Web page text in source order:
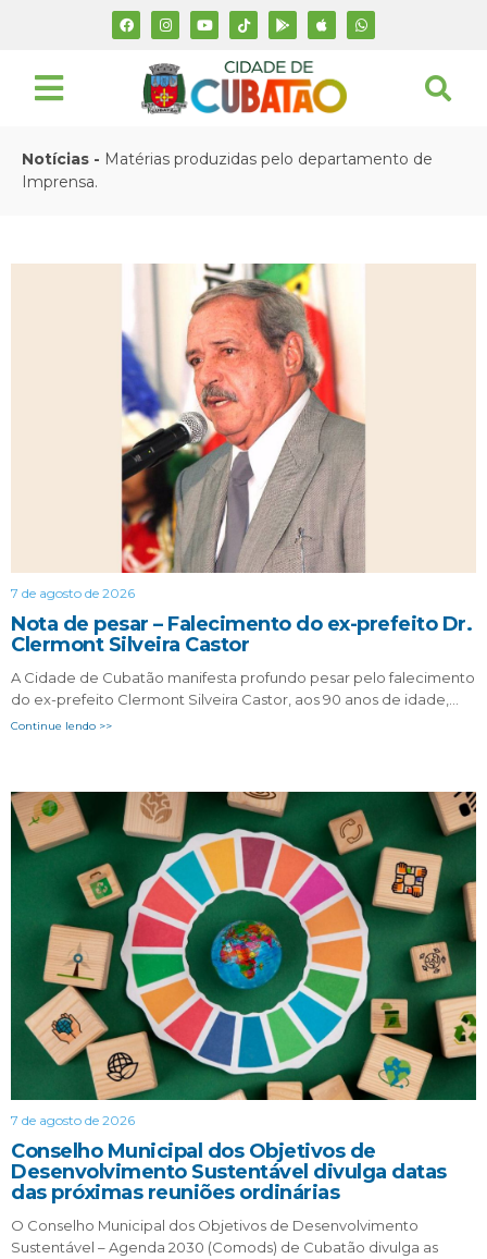
Notícias - Matérias produzidas pelo departamento de
Imprensa.
7 de agosto de 2026
Nota de pesar – Falecimento do ex-prefeito Dr.
Clermont Silveira Castor
A Cidade de Cubatão manifesta profundo pesar pelo falecimento
do ex-prefeito Clermont Silveira Castor, aos 90 anos de idade,…
Continue lendo >>
7 de agosto de 2026
Conselho Municipal dos Objetivos de
Desenvolvimento Sustentável divulga datas
das próximas reuniões ordinárias
O Conselho Municipal dos Objetivos de Desenvolvimento
Sustentável – Agenda 2030 (Comods) de Cubatão divulga as